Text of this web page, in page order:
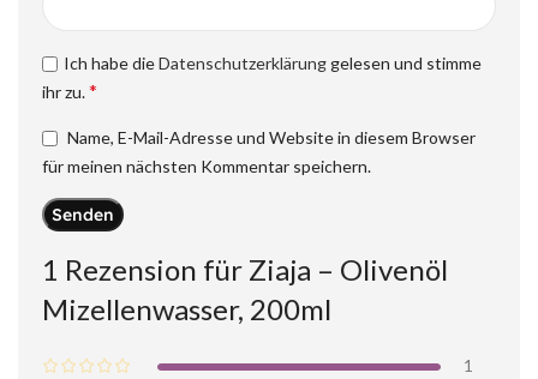
1 Rezension für Ziaja – Olivenöl
Mizellenwasser, 200ml
1
Ich habe dieDatenschutzerklärung gelesen und stimme
ihr zu.*
Name, E-Mail-Adresse und Website in diesem Browser
für meinen nächsten Kommentar speichern.